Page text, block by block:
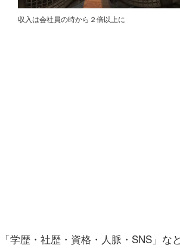
収入は会社員の時から２倍以上に
「学歴・社歴・資格・人脈・SNS」